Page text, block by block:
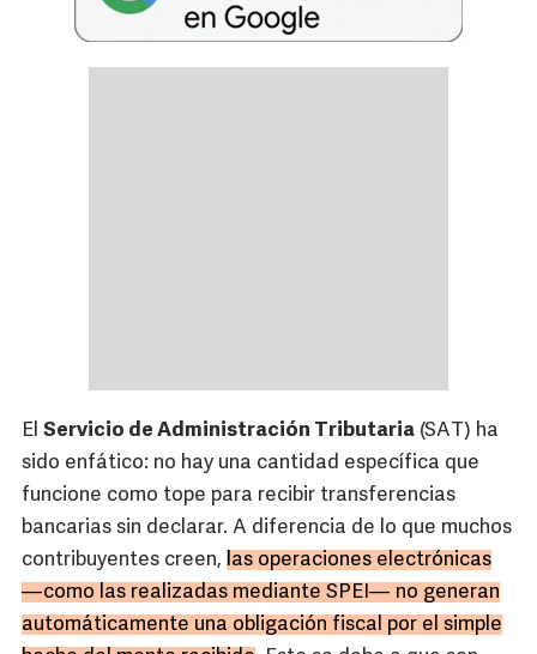
El Servicio de Administración Tributaria (SAT) ha
sido enfático: no hay una cantidad específica que
funcione como tope para recibir transferencias
bancarias sin declarar. A diferencia de lo que muchos
contribuyentes creen, las operaciones electrónicas
—como las realizadas mediante SPEI— no generan
automáticamente una obligación fiscal por el simple